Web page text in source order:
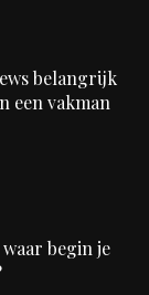
belangrijk
een vakman
begin je